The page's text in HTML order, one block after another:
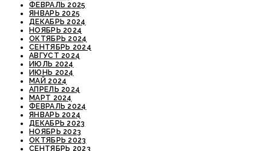
ФЕВРАЛЬ 2025
ЯНВАРЬ 2025
ДЕКАБРЬ 2024
НОЯБРЬ 2024
ОКТЯБРЬ 2024
СЕНТЯБРЬ 2024
АВГУСТ 2024
ИЮЛЬ 2024
ИЮНЬ 2024
МАЙ 2024
АПРЕЛЬ 2024
МАРТ 2024
ФЕВРАЛЬ 2024
ЯНВАРЬ 2024
ДЕКАБРЬ 2023
НОЯБРЬ 2023
ОКТЯБРЬ 2023
СЕНТЯБРЬ 2023